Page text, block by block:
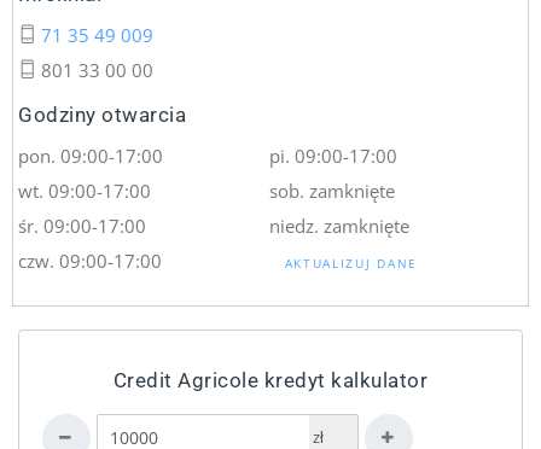
71 35 49 009
801 33 00 00
Godziny otwarcia
pon. 09:00-17:00
wt. 09:00-17:00
śr. 09:00-17:00
czw. 09:00-17:00
pi. 09:00-17:00
sob. zamknięte
niedz. zamknięte
AKTUALIZUJ DANE
Credit Agricole kredyt kalkulator
zł